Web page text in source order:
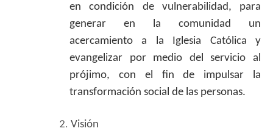
en condición de vulnerabilidad, para
generar en la comunidad un
acercamiento a la Iglesia Católica y
evangelizar por medio del servicio al
prójimo, con el fin de impulsar la
transformación social de las personas.
Visión